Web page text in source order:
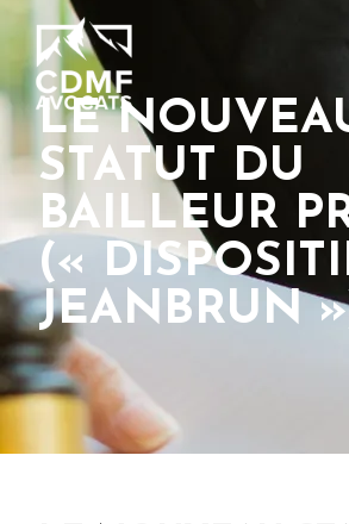
LE
STATUT DU
BAILLEUR
(«
JEANBRUN